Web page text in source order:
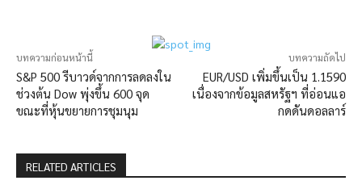
บทความก่อนหน้านี้
S&P 500 รีบาวด์จากการลดลงใน
ช่วงต้น Dow พุ่งขึ้น 600 จุด
ขณะที่หุ้นขยายการชุมนุม
บทความถัดไป
EUR/USD เพิ่มขึ้นเป็น 1.1590
เนื่องจากข้อมูลสหรัฐฯ ที่อ่อนแอ
กดดันดอลลาร์
RELATED ARTICLES